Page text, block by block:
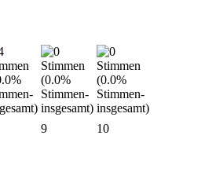
9 10